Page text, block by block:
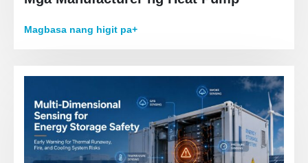
Magbasa nang higit pa+